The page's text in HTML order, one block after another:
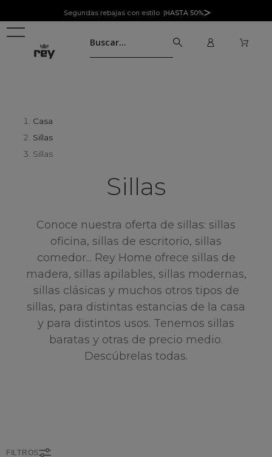
Segundas rebajas con estilo |HASTA 50%
Casa
Sillas
Sillas
Sillas
Conoce nuestra oferta de sillas: sillas
oficina, sillas de escritorio, sillas
comedor... Rey Home ofrece sillas de
madera, sillas apilables, sillas modernas,
sillas clásicas y muchos otros tipos de
sillas, para distintas estancias de la casa
y para distintos usos. Tenemos sillas
baratas y otras de precio medio.
Descúbrelas todas.
FILTROS